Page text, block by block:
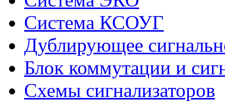
Система КСОУГ
Дублирующее
Блок коммутации и
Схемы сигнализаторов